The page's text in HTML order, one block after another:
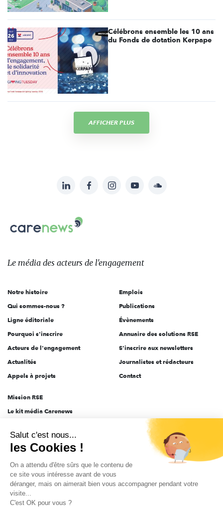
Célébrons ensemble les 10 ans
du Fonds de dotation Kerpape
AFFICHER PLUS
sur:
LinkedInFacebookInstagramYouTubeSoundcloud
Le
des
l'engagement
Le média des acteurs de l'engagement
Notre histoire
Qui sommes-nous ?
Ligne éditoriale
Pourquoi s'inscrire
Acteurs de l'engagement
Actualités
Appels à projets
Emplois
Publications
Évènements
Annuaire des solutions RSE
S'inscrire aux newsletters
Journalistes et rédacteurs
Contact
Mission RSE
Le kit média Carenews
AEF info
Novethic
PRODURABLE
Inclusiv Day
Salut c'est nous...
les Cookies !
On a attendu d'être sûrs que le contenu de
ce site vous intéresse avant de vous
déranger, mais on aimerait bien vous accompagner pendant votre
visite...
C'est OK pour vous ?